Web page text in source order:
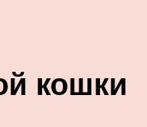
кошки